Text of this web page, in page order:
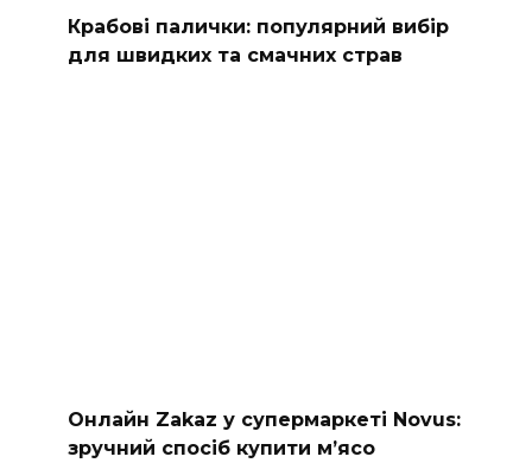
Крабові палички: популярний вибір
для швидких та смачних страв
Онлайн Zakaz у супермаркеті Novus:
зручний спосіб купити м’ясо